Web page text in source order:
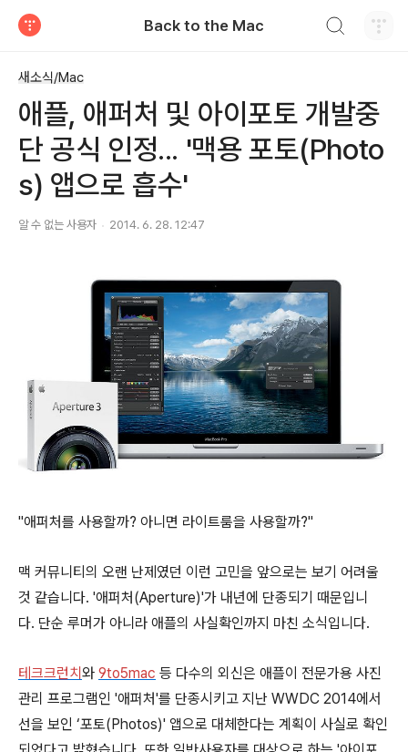
Back to the Mac
새소식/Mac
애플, 애퍼처 및 아이포토 개발중
단 공식 인정... '맥용 포토(Photo
s) 앱으로 흡수'
알 수 없는 사용자 2014. 6. 28. 12:47
"애퍼처를 사용할까? 아니면 라이트룸을 사용할까?"
맥 커뮤니티의 오랜 난제였던 이런 고민을 앞으로는 보기 어려울
것 같습니다. '애퍼처(Aperture)'가 내년에 단종되기 때문입니
다. 단순 루머가 아니라 애플의 사실확인까지 마친 소식입니다.
테크크런치 와 9to5mac 등 다수의 외신은 애플이 전문가용 사진
관리 프로그램인 '애퍼처'를 단종시키고 지난 WWDC 2014에서
선을 보인 ‘포토(Photos)' 앱으로 대체한다는 계획이 사실로 확인